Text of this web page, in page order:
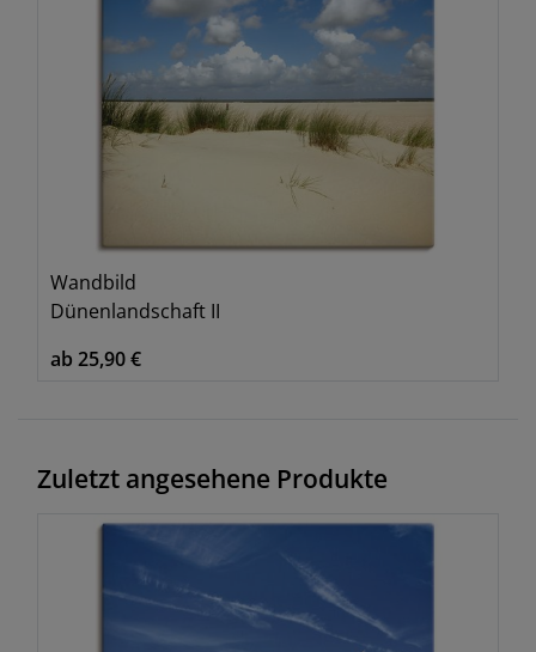
Wandbild
Dünenlandschaft II
ab 25,90 €
Zuletzt angesehene Produkte